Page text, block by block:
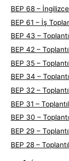
BEP 68 –
BEP 61 – İş
BEP 43 –
BEP 42 –
BEP 35 –
BEP 34 –
BEP 32 –
BEP 31 –
BEP 30 –
BEP 29 –
BEP 28 –